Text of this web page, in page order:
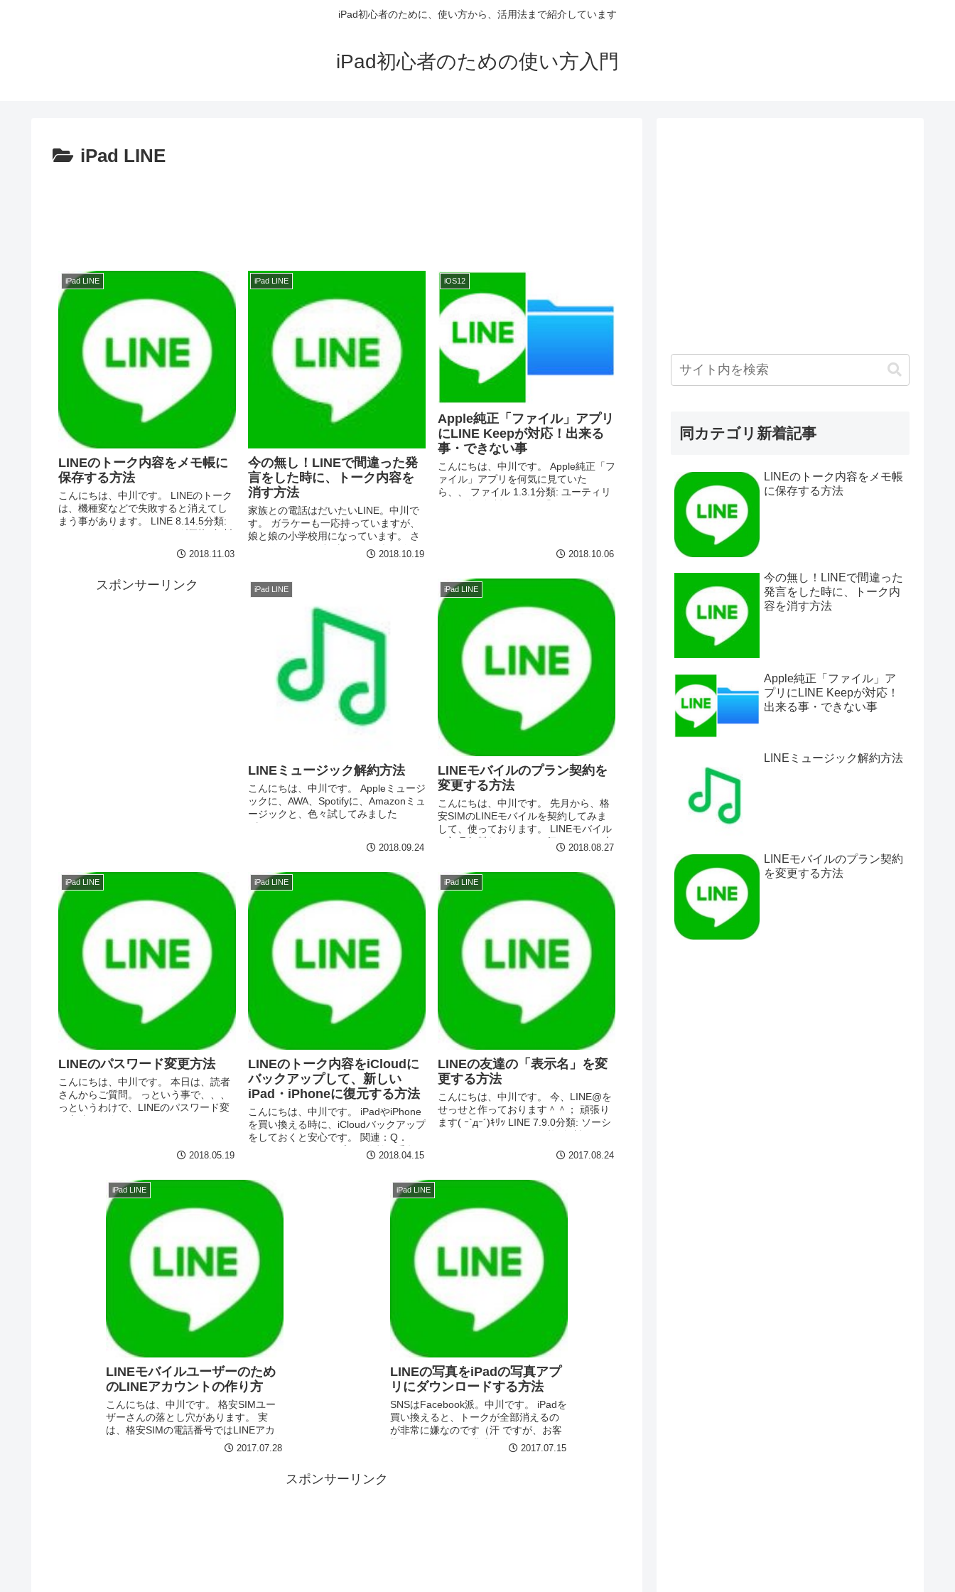
iPad初心者のために、使い方から、活用法まで紹介しています
iPad初心者のための使い方入門
iPad LINE
iPad LINE
LINEのトーク内容をメモ帳に
保存する方法
こんにちは、中川です。 LINEのトーク
は、機種変などで失敗すると消えてし
まう事があります。 LINE 8.14.5分類:
ソーシャルネットワーキング価格: 無料
2018.11.03
iPad LINE
今の無し！LINEで間違った発
言をした時に、トーク内容を
消す方法
家族との電話はだいたいLINE。中川で
す。 ガラケーも一応持っていますが、
娘と娘の小学校用になっています。 さ
て、そのLINEですが、トークをいろん
な人とやっていると、、 ってな感じ
ってしまう事が...
2018.10.19
iOS12
Apple純正「ファイル」アプリ
にLINE Keepが対応！出来る
事・できない事
こんにちは、中川です。 Apple純正「フ
ァイル」アプリを何気に見ていた
ら、、 ファイル 1.3.1分類: ユーティリ
2018.10.06
スポンサーリンク iPad LINE
LINEミュージック解約方法
こんにちは、中川です。 Appleミュージ
ックに、AWA、Spotifyに、Amazonミュ
ージックと、色々試してみました
が、、 LINE MUSIC（ラインミュージ
2018.09.24
iPad LINE
LINEモバイルのプラン契約を
変更する方法
こんにちは、中川です。 先月から、格
安SIMのLINEモバイルを契約してみま
して、使っております。 LINEモバイル
は初月無料なもんで、一気に10GBの大
盛りプランを契約してみたのです。 し
ンの倍...
2018.08.27
iPad LINE
LINEのパスワード変更方法
こんにちは、中川です。 本日は、読者
さんからご質問。 っという事で、、、
っというわけで、LINEのパスワード変
更方法を紹介いたします。 LINE 8.6.1
2018.05.19
iPad LINE
LINEのトーク内容をiCloudに
バックアップして、新しい
iPad・iPhoneに復元する方法
こんにちは、中川です。 iPadやiPhone
を買い換える時に、iCloudバックアップ
をしておくと安心です。 関連：Q．
iCloudにバックアップする有効な手段を
教えてください。 新しいiPad・iPhone
2018.04.15
iPad LINE
LINEの友達の「表示名」を変
更する方法
こんにちは、中川です。 今、LINE@を
せっせと作っております＾＾； 頑張り
ます( ｰ`дｰ´)ｷﾘｯ LINE 7.9.0分類: ソーシ
ャルネットワーキング価格: 無料 (LINE
2017.08.24
iPad LINE
LINEモバイルユーザーのため
のLINEアカウントの作り方
こんにちは、中川です。 格安SIMユー
ザーさんの落とし穴があります。 実
は、格安SIMの電話番号ではLINEアカ
ウントが作れません。 年齢認証の関係
で、格安SIMは誰でも契約できてしまう
2017.07.28
iPad LINE
LINEの写真をiPadの写真アプ
リにダウンロードする方法
SNSはFacebook派。中川です。 iPadを
買い換えると、トークが全部消えるの
が非常に嫌なのです（汗 ですが、お客
様にはLINE使いが非常に多いので、ご
質問を増えてしまいます。 LINE 7.7.0
2017.07.15
スポンサーリンク
同カテゴリ新着記事
LINEのトーク内容をメモ帳
に保存する方法
今の無し！LINEで間違った
発言をした時に、トーク内
容を消す方法
Apple純正「ファイル」ア
プリにLINE Keepが対応！
出来る事・できない事
LINEミュージック解約方法
LINEモバイルのプラン契約
を変更する方法